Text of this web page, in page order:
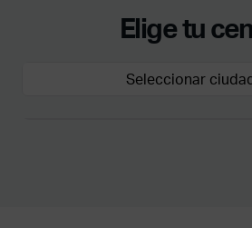
Elige tu
Seleccionar